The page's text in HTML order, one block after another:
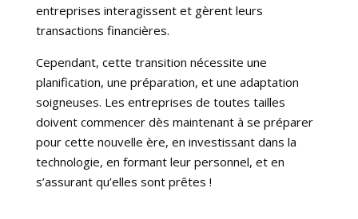
entreprises interagissent et gèrent leurs
transactions financières.
Cependant, cette transition nécessite une
planification, une préparation, et une adaptation
soigneuses. Les entreprises de toutes tailles
doivent commencer dès maintenant à se préparer
pour cette nouvelle ère, en investissant dans la
technologie, en formant leur personnel, et en
s’assurant qu’elles sont prêtes !